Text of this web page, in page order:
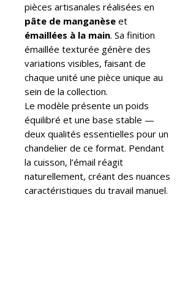
pièces artisanales réalisées en
pâte de manganèse et
émaillées à la main. Sa finition
émaillée texturée génère des
variations visibles, faisant de
chaque unité une pièce unique au
sein de la collection.
Le modèle présente un poids
équilibré et une base stable —
deux qualités essentielles pour un
chandelier de ce format. Pendant
la cuisson, l’émail réagit
naturellement, créant des nuances
caractéristiques du travail manuel.